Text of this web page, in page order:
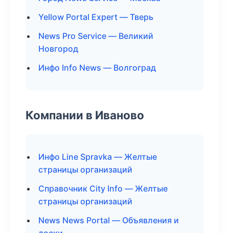
Yellow Portal Expert — Тверь
News Pro Service — Великий
Новгород
Инфо Info News — Волгоград
Компании в Иваново
Инфо Line Spravka — Желтые
страницы организаций
Справочник City Info — Желтые
страницы организаций
News News Portal — Объявления и